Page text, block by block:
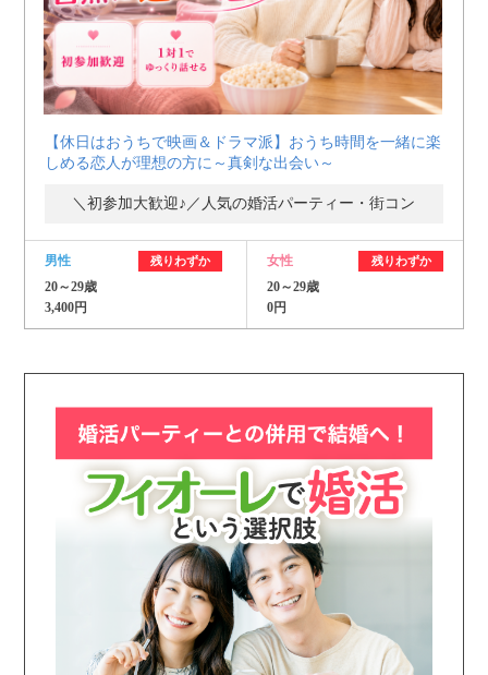
【休日はおうちで映画＆ドラマ派】おうち時間を一緒に楽
しめる恋人が理想の方に～真剣な出会い～
＼初参加大歓迎♪／人気の婚活パーティー・街コン
男性 残りわずか
20～29歳
3,400円
女性 残りわずか
20～29歳
0円